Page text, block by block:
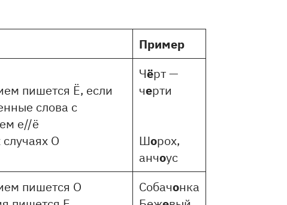
Пример
пишется Ё, если
слова с
е//ё
О
Чёрт —
черти
Шорох,
анчоус
пишется О
Собачонка